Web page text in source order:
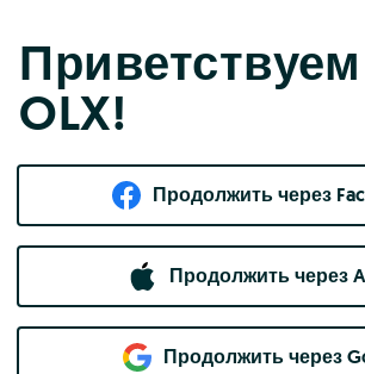
OLX!
Продолжить через
Продолжить через
Продолжить через